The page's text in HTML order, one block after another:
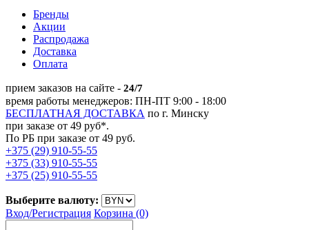
Бренды
Акции
Распродажа
Доставка
Оплата
прием заказов на сайте - 24/7
время работы менеджеров: ПН-ПТ 9:00 - 18:00
БЕСПЛАТНАЯ ДОСТАВКА по г. Минску
при заказе от 49 руб*.
По РБ при заказе от 49 руб.
+375 (29) 910-55-55
+375 (33) 910-55-55
+375 (25) 910-55-55
Выберите валюту:
Вход/Регистрация Корзина (0)